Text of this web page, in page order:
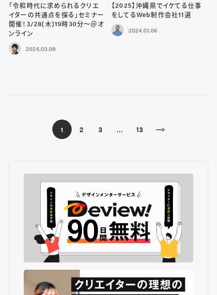
「令和時代に求められるクリエ
イターの共通点を探る」セミナー
開催！3/28(木)19時30分〜＠オ
ンライン
2024.03.08
【2025】沖縄県でイケてる仕事
をしてるWeb制作会社11選
2024.01.06
1 2 3 … 13